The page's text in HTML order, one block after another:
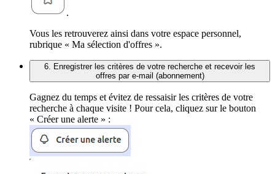
.
Vous les retrouverez ainsi dans votre espace personnel,
rubrique « Ma sélection d'offres ».
6. Enregistrer les critères de votre recherche et recevoir les
offres par e-mail (abonnement)
Gagnez du temps et évitez de ressaisir les critères de votre
recherche à chaque visite ! Pour cela, cliquez sur le bouton
« Créer une alerte » :